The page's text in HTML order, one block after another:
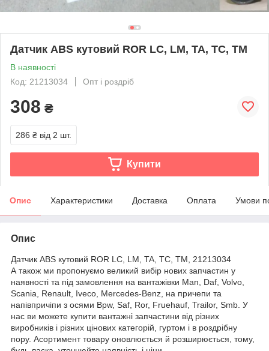
Датчик ABS кутовий ROR LC, LM, TA, TC, TM
В наявності
Код: 21213034
Опт і роздріб
308 ₴
286 ₴ від 2 шт.
Купити
Опис Характеристики Доставка Оплата Умови
Опис
Датчик ABS кутовий ROR LC, LM, TA, TC, TM, 21213034
А також ми пропонуємо великий вибір нових запчастин у
наявності та під замовлення на вантажівки Man, Daf, Volvo,
Scania, Renault, Iveco, Mercedes-Benz, на причепи та
напівпричіпи з осями Bpw, Saf, Ror, Fruehauf, Trailor, Smb. У
нас ви можете купити вантажні запчастини від різних
виробників і різних цінових категорій, гуртом і в роздрібну
пору. Асортимент товару оновлюється й розширюється, тому,